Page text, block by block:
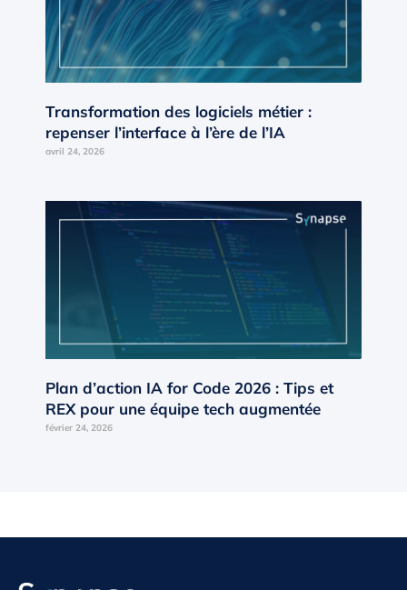
Transformation des logiciels métier :
repenser l’interface à l’ère de l’IA
avril 24, 2026
Plan d’action IA for Code 2026 : Tips et
REX pour une équipe tech augmentée
février 24, 2026